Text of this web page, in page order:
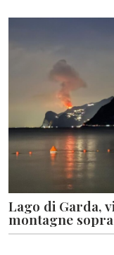
Lago di Garda,
montagne